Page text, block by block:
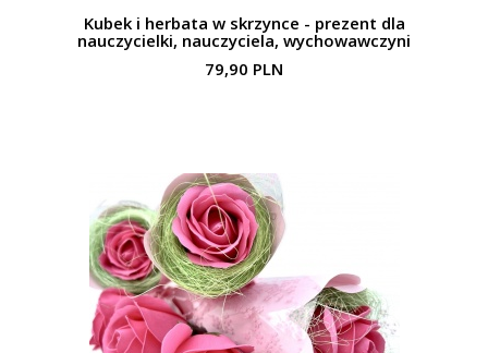
Kubek i herbata w skrzynce - prezent dla
nauczycielki, nauczyciela, wychowawczyni
79,90 PLN